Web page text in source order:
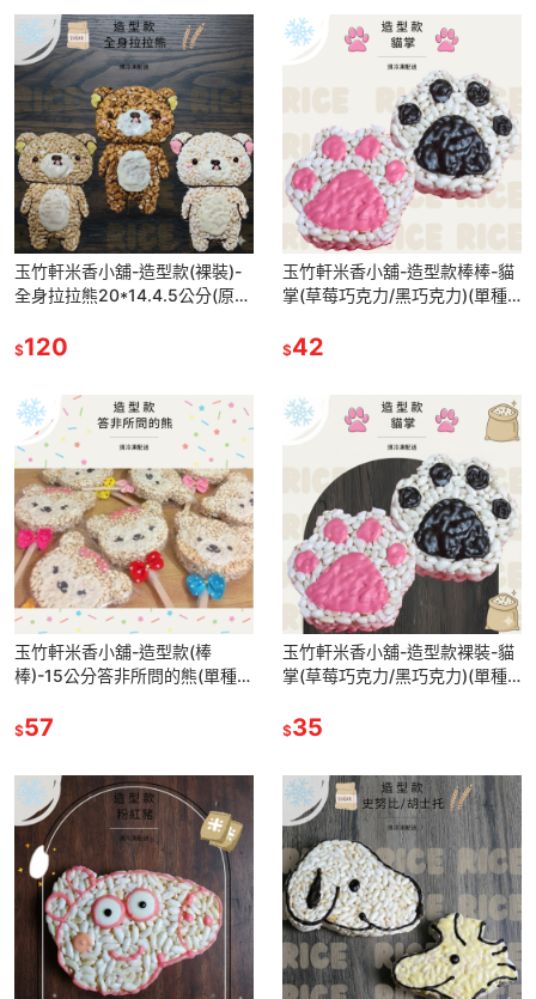
玉竹軒米香小舖-造型款(裸裝)-
全身拉拉熊20*14.4.5公分(原
$120
玉竹軒米香小舖-造型款棒棒-貓
掌(草莓巧克力/黑巧克力)(單種
$42
玉竹軒米香小舖-造型款(棒
棒)-15公分答非所問的熊(單種品
$57
玉竹軒米香小舖-造型款裸裝-貓
掌(草莓巧克力/黑巧克力)(單種
$35